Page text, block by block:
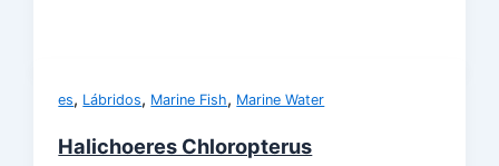
es, Lábridos, Marine Fish, Marine Water
Halichoeres Chloropterus